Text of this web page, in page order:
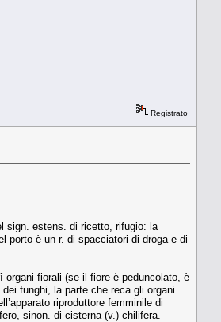
Registrato
sign. estens. di ricetto, rifugio: la
porto è un r. di spacciatori di droga e di
fiorali (se il fiore è peduncolato, è
funghi, la parte che reca gli organi
riproduttore femminile di
sinon. di cisterna (v.) chilifera.